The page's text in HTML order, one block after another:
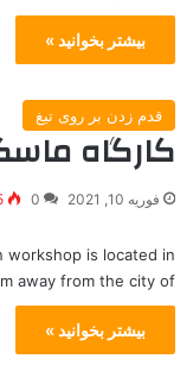
بیشتر بخوانید »
قدم زدن بر روی تیغ
کارگاه
فوریه 10, 2021 0
workshop is located in
away from the city of…
بیشتر بخوانید »